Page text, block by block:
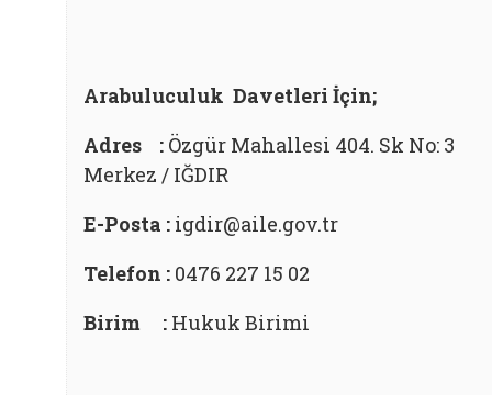
Arabuluculuk Davetleri İçin;
Adres : Özgür Mahallesi 404. Sk No: 3
Merkez / IĞDIR
E-Posta : igdir@aile.gov.tr
Telefon : 0476 227 15 02
Birim : Hukuk Birimi